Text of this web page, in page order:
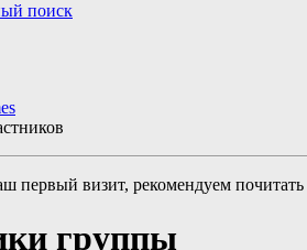
поиск
первый визит, рекомендуем почитать
группы